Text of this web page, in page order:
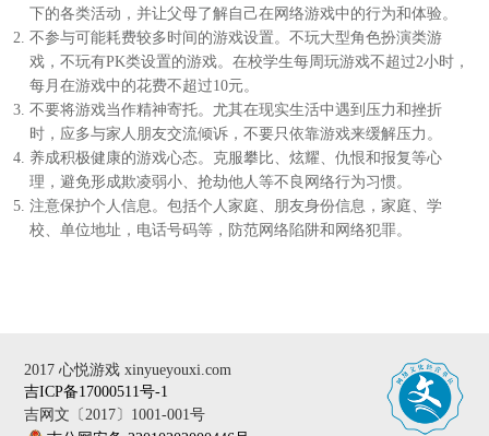
下的各类活动，并让父母了解自己在网络游戏中的行为和体验。
不参与可能耗费较多时间的游戏设置。不玩大型角色扮演类游
戏，不玩有PK类设置的游戏。在校学生每周玩游戏不超过2小时，
每月在游戏中的花费不超过10元。
不要将游戏当作精神寄托。尤其在现实生活中遇到压力和挫折
时，应多与家人朋友交流倾诉，不要只依靠游戏来缓解压力。
养成积极健康的游戏心态。克服攀比、炫耀、仇恨和报复等心
理，避免形成欺凌弱小、抢劫他人等不良网络行为习惯。
注意保护个人信息。包括个人家庭、朋友身份信息，家庭、学
校、单位地址，电话号码等，防范网络陷阱和网络犯罪。
2017 心悦游戏 xinyueyouxi.com
吉ICP备17000511号-1
吉网文〔2017〕1001-001号